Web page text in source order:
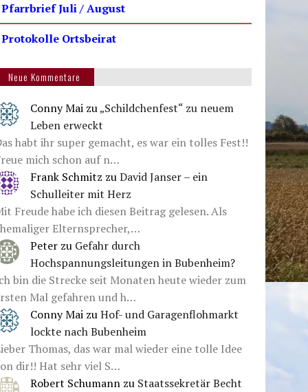
Pfarrbrief Juli / August
Protokolle Ortsbeirat
Neue Kommentare
Conny Mai zu„Schildchenfest“ zu neuem
Leben erweckt
habt ihr super gemacht, es war ein tolles Fest!!
mich schon auf n…
Frank Schmitz zuDavid Janser – ein
Schulleiter mit Herz
Freude habe ich diesen Beitrag gelesen. Als
Elternsprecher,…
Peter zu Gefahr durch
Hochspannungsleitungen in Bubenheim?
bin die Strecke seit Monaten heute wieder zum
Mal gefahren und h…
Conny Mai zuHof- und Garagenflohmarkt
lockte nach Bubenheim
Thomas, das war mal wieder eine tolle Idee
dir!! Hat sehr viel S…
Robert Schumann zu Staatssekretär Becht